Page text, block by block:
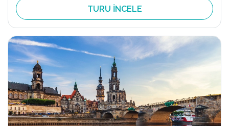
TURU İNCELE